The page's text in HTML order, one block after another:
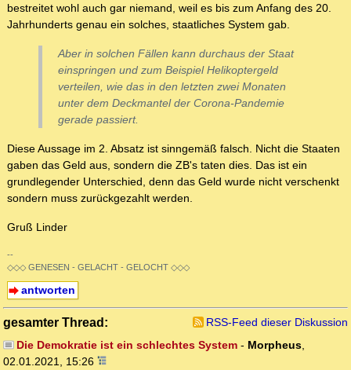
bestreitet wohl auch gar niemand, weil es bis zum Anfang des 20.
Jahrhunderts genau ein solches, staatliches System gab.
Aber in solchen Fällen kann durchaus der Staat
einspringen und zum Beispiel Helikoptergeld
verteilen, wie das in den letzten zwei Monaten
unter dem Deckmantel der Corona-Pandemie
gerade passiert.
Diese Aussage im 2. Absatz ist sinngemäß falsch. Nicht die Staaten
gaben das Geld aus, sondern die ZB's taten dies. Das ist ein
grundlegender Unterschied, denn das Geld wurde nicht verschenkt
sondern muss zurückgezahlt werden.
Gruß Linder
--
◇◇◇ GENESEN - GELACHT - GELOCHT ◇◇◇
antworten
gesamter Thread:
RSS-Feed dieser Diskussion
Die Demokratie ist ein schlechtes System- Morpheus,
02.01.2021, 15:26